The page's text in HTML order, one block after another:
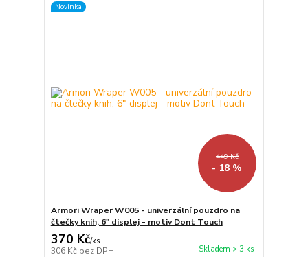
Novinka
449 Kč
- 18 %
Armori Wraper W005 - univerzální pouzdro na
čtečky knih, 6" displej - motiv Dont Touch
370 Kč/ks
306 Kč bez DPH Skladem > 3 ks